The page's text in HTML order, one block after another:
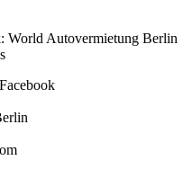
World Autovermietung Berlin